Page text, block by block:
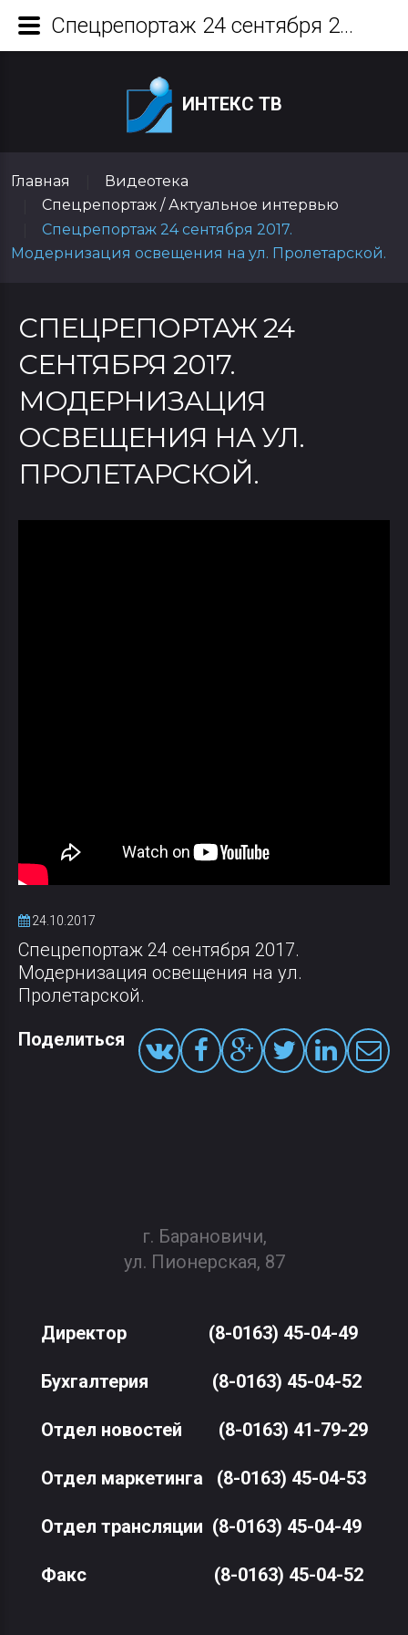
ИНТЕКС ТВ
Главная
Видеотека
Спецрепортаж / Актуальное интервью
Спецрепортаж 24 сентября 2017.
Модернизация освещения на ул. Пролетарской.
СПЕЦРЕПОРТАЖ 24
СЕНТЯБРЯ 2017.
МОДЕРНИЗАЦИЯ
ОСВЕЩЕНИЯ НА УЛ.
ПРОЛЕТАРСКОЙ.
24.10.2017
Спецрепортаж 24 сентября 2017.
Модернизация освещения на ул.
Пролетарской.
Поделиться
г. Барановичи,
ул. Пионерская, 87
Директор (8-0163) 45-04-49
Бухгалтерия (8-0163) 45-04-52
Отдел новостей (8-0163) 41-79-29
Отдел маркетинга (8-0163) 45-04-53
Отдел трансляции (8-0163) 45-04-49
Факс(8-0163) 45-04-52
Спецрепортаж 24 сентября 2017. Модернизация освещения на ул. Пролетарской.